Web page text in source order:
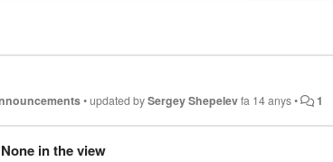
•updated bySergey Shepelevfa 14 anys• 1
in the view